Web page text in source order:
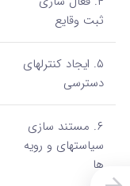
ثبت وقایع
۵. ایجاد کنترلهای
دسترسی
۶. مستند سازی
سیاستهای و رویه
ها